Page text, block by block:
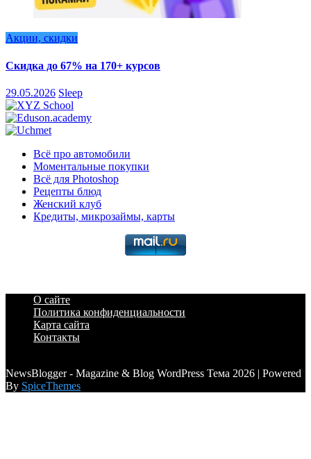
Акции, скидки
Скидка до 67% на 170+ курсов
29.05.2026 Sleep
Всё про автомобили
Моментальные покупки
Всё для Photoshop
Рецепты блюд
Женский клуб
Кредиты, микрозаймы, карты
О сайте
Политика конфиденциальности
Карта сайта
Контакты
NewsBlogger - Magazine & Blog WordPress Тема 2026 | Powered
By SpiceThemes